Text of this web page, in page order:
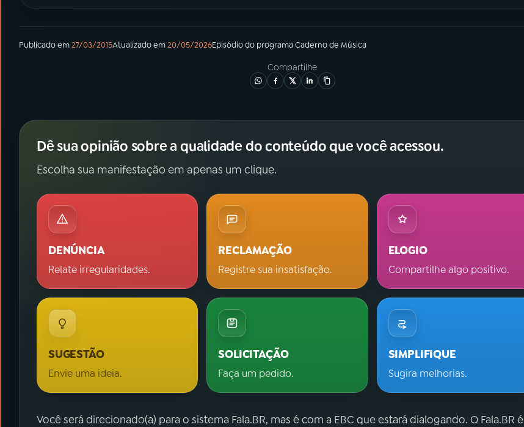
Publicado em27/03/2015Atualizado em20/05/2026Episódiodo programaCaderno de Música
Compartilhe
Dê sua opinião sobre a qualidade do conteúdo que você acessou.
Escolha sua manifestação em apenas um clique.
DENÚNCIA
Relate irregularidades.
RECLAMAÇÃO
Registre sua insatisfação.
ELOGIO
Compartilhe algo positivo.
SUGESTÃO
Envie uma ideia.
SOLICITAÇÃO
Faça um pedido.
SIMPLIFIQUE
Sugira melhorias.
Você será direcionado(a) para o sistema Fala.BR, mas é com a EBC que estará dialogando. O Fala.BR é